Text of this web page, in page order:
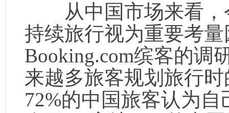
从中国市场来看，
持续旅行视为重要考
Booking.com缤客的调
来越多旅客规划旅行
72%的中国旅客认为